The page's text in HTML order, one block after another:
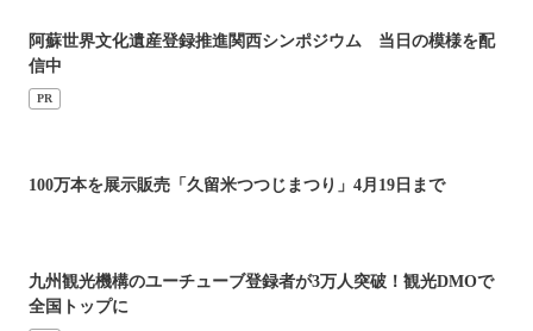
阿蘇世界文化遺産登録推進関西シンポジウム 当日の模様を配
信中
PR
100万本を展示販売「久留米つつじまつり」4月19日まで
九州観光機構のユーチューブ登録者が3万人突破！観光DMOで
全国トップに